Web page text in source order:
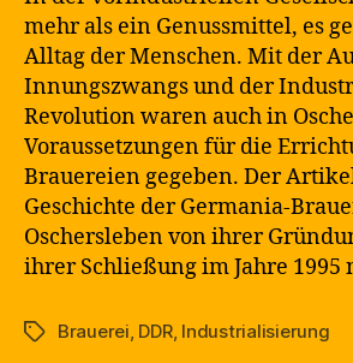
mehr als ein Genussmittel, es
Alltag der Menschen. Mit der
Innungszwangs und der
Revolution waren auch in
Voraussetzungen für die
Brauereien gegeben. Der
Geschichte der Germania-
Oschersleben von ihrer
ihrer Schließung im Jahre 1995
Schlagwörter
Brauerei, DDR, Industrialisierung